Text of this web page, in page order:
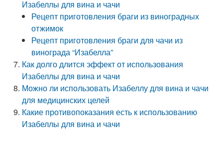
Изабеллы для вина и чачи
Рецепт приготовления браги из виноградных
отжимок
Рецепт приготовления браги для чачи из
винограда “Изабелла”
Как долго длится эффект от использования
Изабеллы для вина и чачи
Можно ли использовать Изабеллу для вина и чачи
для медицинских целей
Какие противопоказания есть к использованию
Изабеллы для вина и чачи